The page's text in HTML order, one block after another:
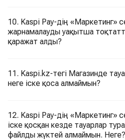
10. Kaspi Pay-дің «Маркетинг»
жарнамалауды уақытша
қаражат алды?
11. Kaspi.kz-тегі Магазинде
неге іске қоса алмаймын?
12. Kaspi Pay-дің «Маркетинг»
іске қосқан кезде тауарлар
файлды жүктей алмаймын. Неге?